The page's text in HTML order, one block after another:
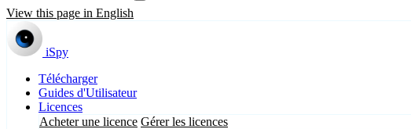
View this page in English
iSpy
Télécharger
Guides d'Utilisateur
Licences
Acheter une licence Gérer les licences